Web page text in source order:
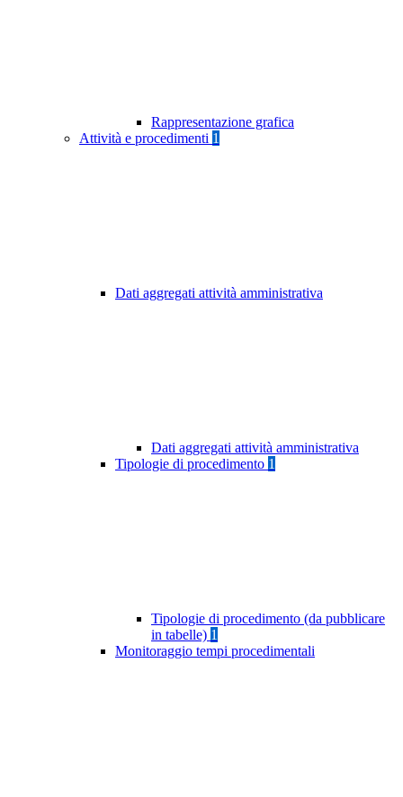
Rappresentazione grafica
Attività e procedimenti 1
Dati aggregati attività amministrativa
Dati aggregati attività amministrativa
Tipologie di procedimento 1
Tipologie di procedimento (da pubblicare
in tabelle) 1
Monitoraggio tempi procedimentali